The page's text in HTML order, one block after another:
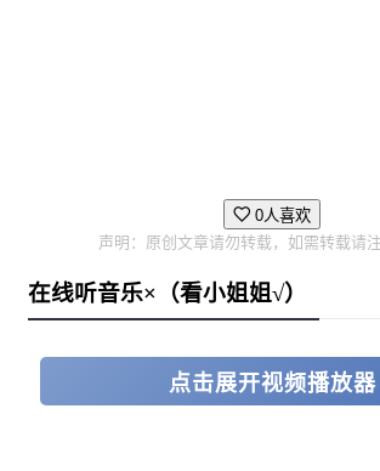
单，并联系当地的复拓者征兵中心吧！
0人喜欢
声明：原创文章请勿转载，如需转载请注
在线听音乐×（看小姐姐√）
点击展开视频播放器